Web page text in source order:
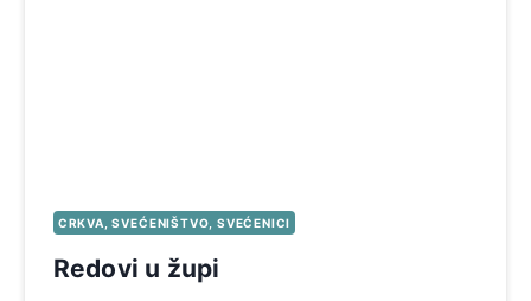
CRKVA, SVEĆENIŠTVO, SVEĆENICI
Redovi u župi